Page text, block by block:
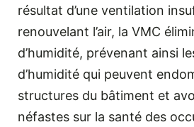
résultat d’une ventilation
renouvelant l’air, la VMC
d’humidité, prévenant ainsi
d’humidité qui peuvent
structures du bâtiment et
néfastes sur la santé des